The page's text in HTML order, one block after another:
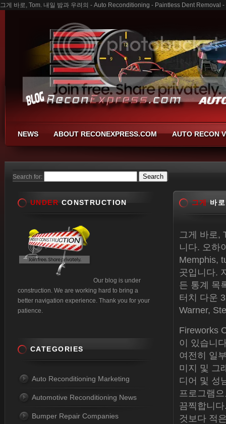
그게 바로, Tom. 내일 밤과 우려의 - Auto Reconditioning - Paintless Dent Removal
NEWS ABOUT RECONEXPRESS.COM AUTO RECON
Search for:
그게 바
그게 바로,
니다. 오하
Memphis,
곳입니다.
든 통계 목
터치 다운
Warner,
Fireworks
이 있습니
여전히 일
미지 및 그
디어 및 성
프로그램
끔찍합니
것보다 적
UNDER CONSTRUCTION
Our blog is under
construction. We are working hard to bring a
better navigation experience. Thank you for your
patience.
CATEGORIES
Auto Reconditioning Marketing
Automotive Reconditioning News
Bumper Repair Companies